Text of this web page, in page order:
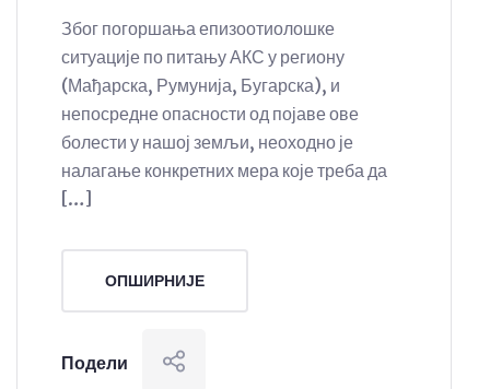
Због погоршања епизоотиолошке
ситуације по питању АКС у региону
(Мађарска, Румунија, Бугарска), и
непосредне опасности од појаве ове
болести у нашој земљи, неоходно је
налагање конкретних мера које треба да
[…]
ОПШИРНИЈЕ
Подели